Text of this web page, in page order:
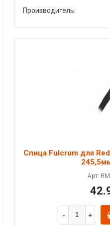
Производитель:
Спица Fulcrum для
Арт: